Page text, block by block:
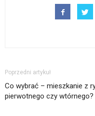
Poprzedni artykuł
Co wybrać – mieszkanie z
pierwotnego czy wtórnego?